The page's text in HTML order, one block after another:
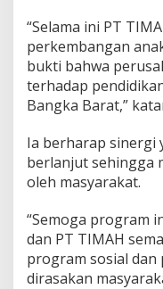
“Selama ini PT
perkembangan
bukti bahwa
terhadap
Bangka Barat,”
Ia berharap sinergi
berlanjut sehingga
oleh masyarakat.
“Semoga program
dan PT TIMAH
program sosial dan
dirasakan